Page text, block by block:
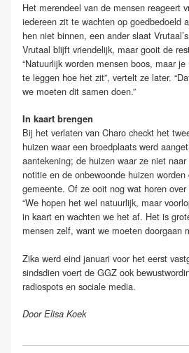
Het merendeel van de mensen reageert
iedereen zit te wachten op goedbedoeld
hen niet binnen, een ander slaat
Vrutaal blijft vriendelijk, maar gooit de
“Natuurlijk worden mensen boos, maar
te leggen hoe het zit”, vertelt ze later.
we moeten dit samen doen.”
In kaart brengen
Bij het verlaten van Charo checkt het
huizen waar een broedplaats werd
aantekening; de huizen waar ze niet
notitie en de onbewoonde huizen
gemeente. Of ze ooit nog wat horen
“We hopen het wel natuurlijk, maar
in kaart en wachten we het af. Het is
mensen zelf, want we moeten doorgaan
Zika werd eind januari voor het eerst
sindsdien voert de GGZ ook
radiospots en sociale media.
Door Elisa Koek